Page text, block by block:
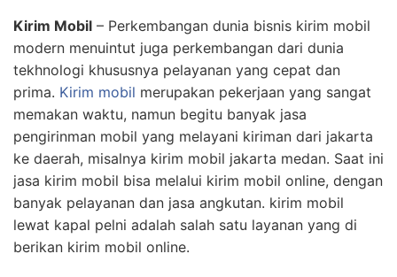
Kirim Mobil – Perkembangan dunia bisnis kirim mobil
modern menuintut juga perkembangan dari dunia
tekhnologi khususnya pelayanan yang cepat dan
prima. Kirim mobil merupakan pekerjaan yang sangat
memakan waktu, namun begitu banyak jasa
pengirinman mobil yang melayani kiriman dari jakarta
ke daerah, misalnya kirim mobil jakarta medan. Saat ini
jasa kirim mobil bisa melalui kirim mobil online, dengan
banyak pelayanan dan jasa angkutan. kirim mobil
lewat kapal pelni adalah salah satu layanan yang di
berikan kirim mobil online.